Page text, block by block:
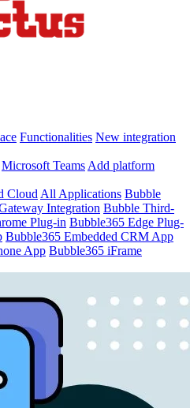
Functionalities New integration
Microsoft Teams Add platform
Cloud All Applications Bubble
Integration Bubble Third-
Plug-in Bubble365 Edge Plug-
Bubble365 Embedded CRM App
App Bubble365 iFrame